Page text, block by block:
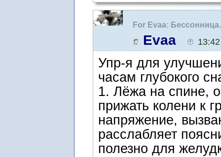
For Evaa:
Evaa 13:42
Упр-я для
часам глубокого
1. Лёжа на спине,
прижать колени к
напряжение,
расслабляет
полезно для